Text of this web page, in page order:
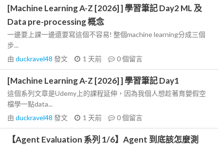
[Machine Learning A-Z [2026] ] 學習筆記 Day2 ML 及
Data pre-processing 概念
一邊要上課一邊還要寫這個不容易! 整個machine learning分成三個
步...
由 duckravel48 發文 1 天前 0個留言
[Machine Learning A-Z [2026] ] 學習筆記 Day1
這個系列文章是Udemy上的課程延伸，因為我個人想趁著育嬰假空
檔學一點data...
由 duckravel48 發文 1 天前 0個留言
【Agent Evaluation 系列 1/6】Agent 到底該怎麼測